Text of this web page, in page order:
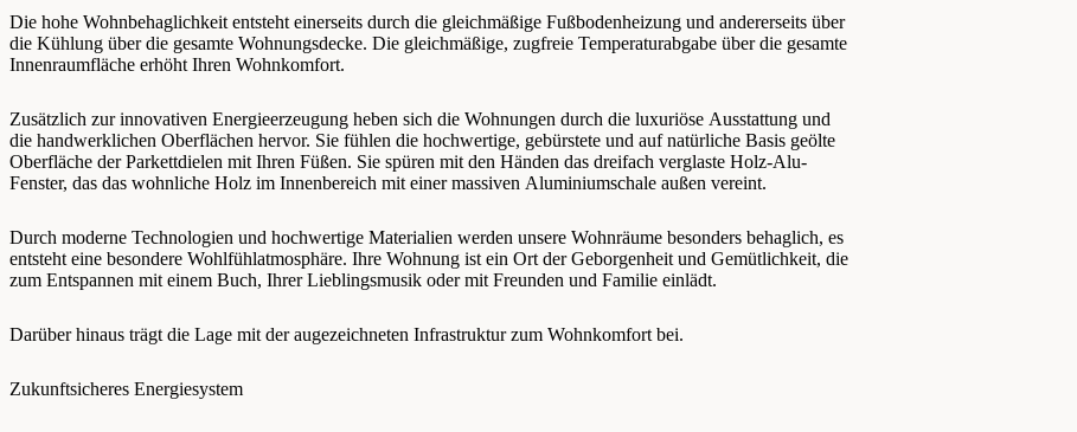
Die hohe Wohnbehaglichkeit entsteht einerseits durch die gleichmäßige Fußbodenheizung und andererseits über
die Kühlung über die gesamte Wohnungsdecke. Die gleichmäßige, zugfreie Temperaturabgabe über die gesamte
Innenraumfläche erhöht Ihren Wohnkomfort.
Zusätzlich zur innovativen Energieerzeugung heben sich die Wohnungen durch die luxuriöse Ausstattung und
die handwerklichen Oberflächen hervor. Sie fühlen die hochwertige, gebürstete und auf natürliche Basis geölte
Oberfläche der Parkettdielen mit Ihren Füßen. Sie spüren mit den Händen das dreifach verglaste Holz-Alu-
Fenster, das das wohnliche Holz im Innenbereich mit einer massiven Aluminiumschale außen vereint.
Durch moderne Technologien und hochwertige Materialien werden unsere Wohnräume besonders behaglich, es
entsteht eine besondere Wohlfühlatmosphäre. Ihre Wohnung ist ein Ort der Geborgenheit und Gemütlichkeit, die
zum Entspannen mit einem Buch, Ihrer Lieblingsmusik oder mit Freunden und Familie einlädt.
Darüber hinaus trägt die Lage mit der augezeichneten Infrastruktur zum Wohnkomfort bei.
Zukunftsicheres Energiesystem